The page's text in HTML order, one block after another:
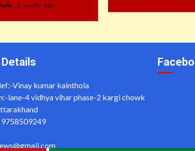
3 weeks ago
Vinay kumar kainthola
lane-4 vidhya vihar phase-2 kargi chowk